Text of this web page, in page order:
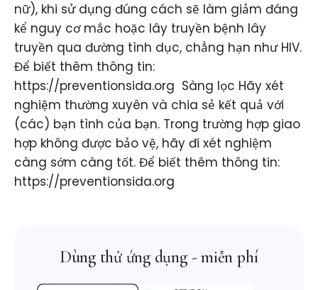
nữ), khi sử dụng đúng cách sẽ làm giảm đáng
kể nguy cơ mắc hoặc lây truyền bệnh lây
truyền qua đường tình dục, chẳng hạn như HIV.
Để biết thêm thông tin:
https://preventionsida.org ​ Sàng lọc Hãy xét
nghiệm thường xuyên và chia sẻ kết quả với
(các) bạn tình của bạn. Trong trường hợp giao
hợp không được bảo vệ, hãy đi xét nghiệm
càng sớm càng tốt. Để biết thêm thông tin:
https://preventionsida.org
Dùng thử ứng dụng - miễn phí